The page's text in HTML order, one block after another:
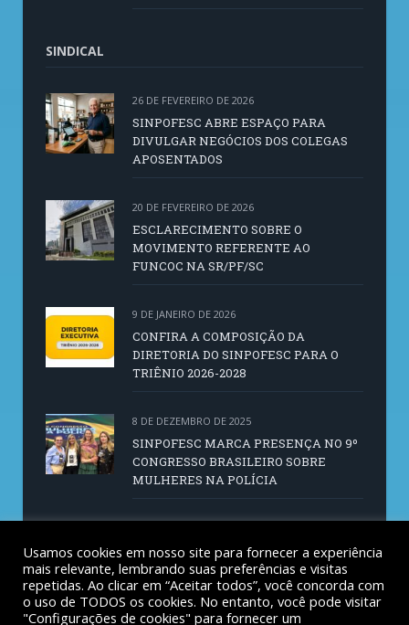
SINDICAL
26 DE FEVEREIRO DE 2026
SINPOFESC ABRE ESPAÇO PARA
DIVULGAR NEGÓCIOS DOS COLEGAS
APOSENTADOS
20 DE FEVEREIRO DE 2026
ESCLARECIMENTO SOBRE O
MOVIMENTO REFERENTE AO
FUNCOC NA SR/PF/SC
9 DE JANEIRO DE 2026
CONFIRA A COMPOSIÇÃO DA
DIRETORIA DO SINPOFESC PARA O
TRIÊNIO 2026-2028
8 DE DEZEMBRO DE 2025
SINPOFESC MARCA PRESENÇA NO 9º
CONGRESSO BRASILEIRO SOBRE
MULHERES NA POLÍCIA
SINPOFESC CONVOCA AGE PARA 21 DE
OUTUBRO
Usamos cookies em nosso site para fornecer a experiência
mais relevante, lembrando suas preferências e visitas
repetidas. Ao clicar em “Aceitar todos”, você concorda com
o uso de TODOS os cookies. No entanto, você pode visitar
"Configurações de cookies" para fornecer um